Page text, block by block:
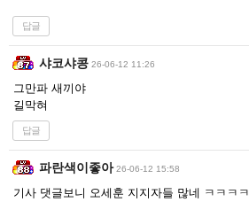
답글
샤코샤콩 26-06-12 11:26
그만파 새끼야
길막혀
답글
파란색이좋아 26-06-12 15:58
기사 댓글보니 오세훈 지지자들 많네 ㅋㅋㅋㅋ